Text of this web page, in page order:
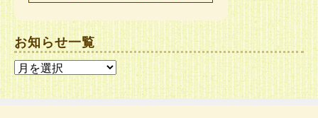
お知らせ一覧
お
知
ら